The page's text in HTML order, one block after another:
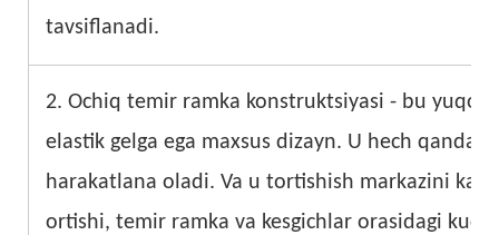
tavsiflanadi.
2. Ochiq temir ramka konstruktsiyasi - bu
elastik gelga ega maxsus dizayn. U hech
harakatlana oladi. Va u tortishish markazini
ortishi, temir ramka va kesgichlar orasidagi